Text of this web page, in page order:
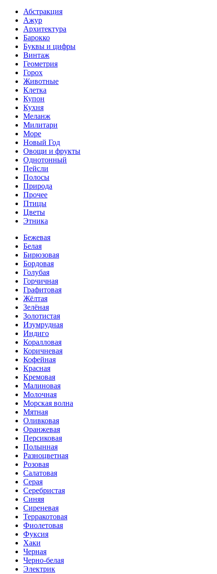
Абстракция
Ажур
Архитектура
Барокко
Буквы и цифры
Винтаж
Геометрия
Горох
Животные
Клетка
Купон
Кухня
Меланж
Милитари
Море
Новый Год
Овощи и фрукты
Однотонный
Пейсли
Полосы
Природа
Прочее
Птицы
Цветы
Этника
Бежевая
Белая
Бирюзовая
Бордовая
Голубая
Горчичная
Графитовая
Жёлтая
Зелёная
Золотистая
Изумрудная
Индиго
Коралловая
Коричневая
Кофейная
Красная
Кремовая
Малиновая
Молочная
Морская волна
Мятная
Оливковая
Оранжевая
Персиковая
Полынная
Разноцветная
Розовая
Салатовая
Серая
Серебристая
Синяя
Сиреневая
Терракотовая
Фиолетовая
Фуксия
Хаки
Черная
Черно-белая
Электрик